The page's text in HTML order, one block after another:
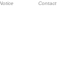
Contact